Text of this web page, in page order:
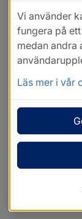
Vi använder
fungera på
medan andra
Läs mer i vår